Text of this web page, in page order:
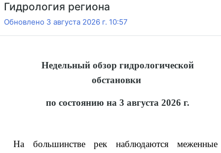
Гидрология региона
Обновлено 3 августа 2026 г. 10:57
Недельный обзор гидрологической
обстановки
по состоянию на 3 августа 2026 г.
На большинстве рек наблюдаются меженные